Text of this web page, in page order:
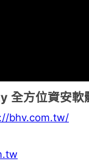
全方位資安軟
bhv.com.tw/